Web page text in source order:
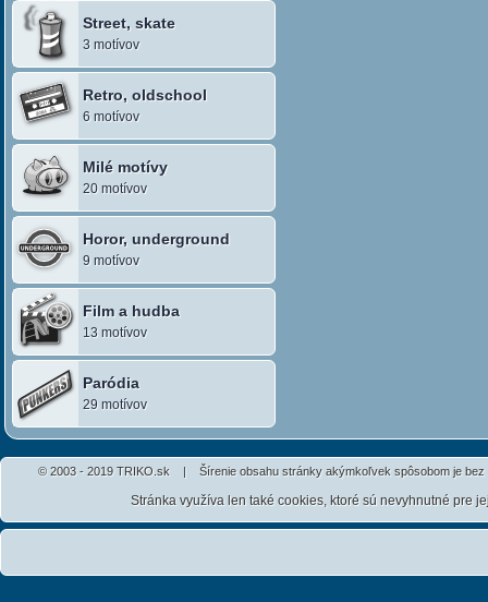
Street, skate
3 motívov
Retro, oldschool
6 motívov
Milé motívy
20 motívov
Horor, underground
9 motívov
Film a hudba
13 motívov
Paródia
29 motívov
© 2003 - 2019 TRIKO.sk | Šírenie obsahu stránky akýmkoľvek spôsobom je
Stránka využíva len také cookies, ktoré sú nevyhnutné pre